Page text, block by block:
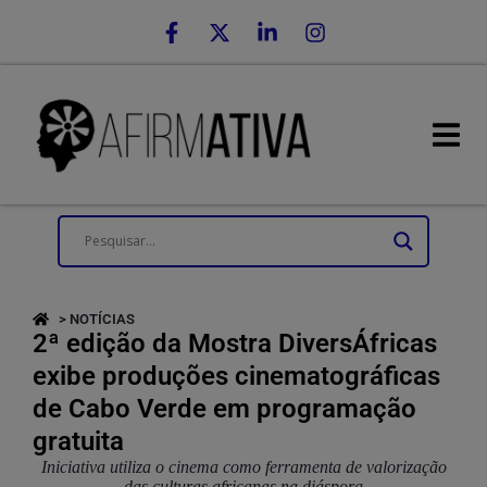
> NOTÍCIAS
2ª edição da Mostra DiversÁfricas
exibe produções cinematográficas
de Cabo Verde em programação
gratuita
Iniciativa utiliza o cinema como ferramenta de valorização